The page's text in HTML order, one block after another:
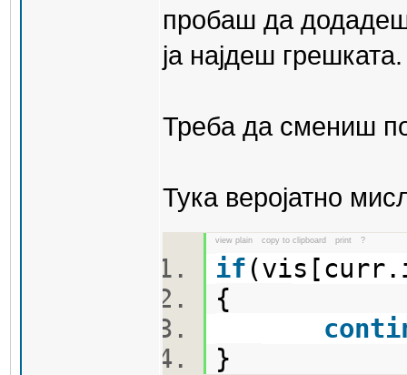
пробаш да
ја најдеш
Треба да смениш
Тука веројатно
view plain copy to clipboard print ?
if
{
}